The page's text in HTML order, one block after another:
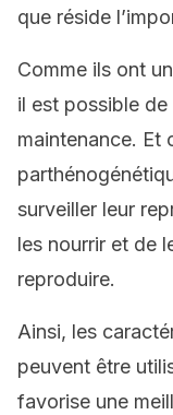
que réside
Comme ils ont
il est possible
maintenance. Et
surveiller leur
les nourrir et de
reproduire.
Ainsi, les
peuvent être
favorise une